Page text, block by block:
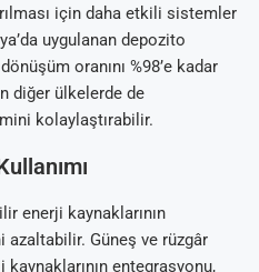
için daha etkili sistemler
uygulanan depozito
oranını %98’e kadar
diğer ülkelerde de
kolaylaştırabilir.
enerji kaynaklarının
azaltabilir. Güneş ve rüzgâr
entegrasyonu,